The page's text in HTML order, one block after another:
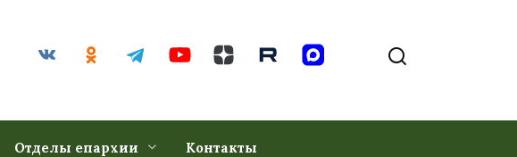
Отделы епархии Контакты